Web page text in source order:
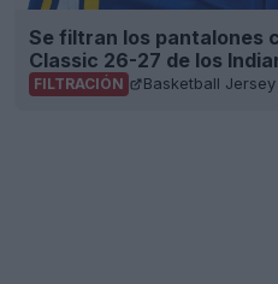
Se filtran los pantalones
Classic 26-27 de los
FILTRACIÓN Basketball